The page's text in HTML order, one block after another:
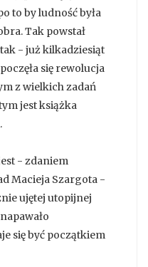
to by ludność była
Tak powstał
- już kilkadziesiąt
się rewolucja
z wielkich zadań
jest książka
- zdaniem
Macieja Szargota -
ujętej utopijnej
się być początkiem